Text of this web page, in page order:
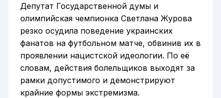
Депутат Государственной думы и
олимпийская чемпионка Светлана Журова
резко осудила поведение украинских
фанатов на футбольном матче, обвинив их в
проявлении нацистской идеологии. По её
словам, действия болельщиков выходят за
рамки допустимого и демонстрируют
крайние формы экстремизма.